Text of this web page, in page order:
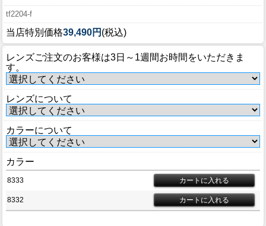
会社概要
COMPANY
インフォメーション
tf2204-f
当店特別価格39,490円 (税込)
レンズご注文のお客様は3日～1週間お時間をいただきま
す。
レンズについて
カラーについて
カラー
8333
8332